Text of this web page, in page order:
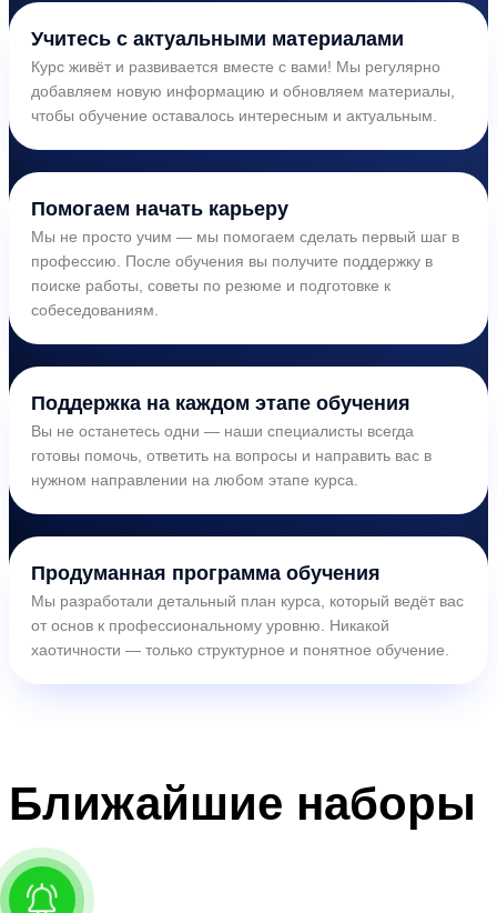
Учитесь с актуальными материалами
Курс живёт и развивается вместе с вами! Мы регулярно
добавляем новую информацию и обновляем материалы,
чтобы обучение оставалось интересным и актуальным.
Помогаем начать карьеру
Мы не просто учим — мы помогаем сделать первый шаг в
профессию. После обучения вы получите поддержку в
поиске работы, советы по резюме и подготовке к
собеседованиям.
Поддержка на каждом этапе обучения
Вы не останетесь одни — наши специалисты всегда
готовы помочь, ответить на вопросы и направить вас в
нужном направлении на любом этапе курса.
Продуманная программа обучения
Мы разработали детальный план курса, который ведёт вас
от основ к профессиональному уровню. Никакой
хаотичности — только структурное и понятное обучение.
Ближайшие наборы